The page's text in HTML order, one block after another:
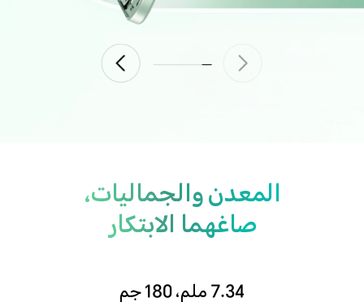
المعدن والجماليات،
صاغهما الابتكار
7.34 ملم، 180 جم